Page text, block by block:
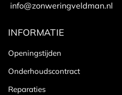
info@zonweringveldman.nl
INFORMATIE
Openingstijden
Onderhoudscontract
Reparaties